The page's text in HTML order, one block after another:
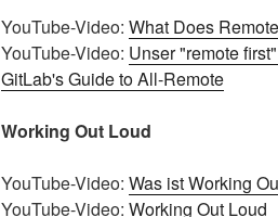
YouTube-Video: What Does
YouTube-Video: Unser "remote
GitLab's Guide to All-Remote
Working Out Loud
YouTube-Video: Was ist Working
YouTube-Video: Working Out Loud